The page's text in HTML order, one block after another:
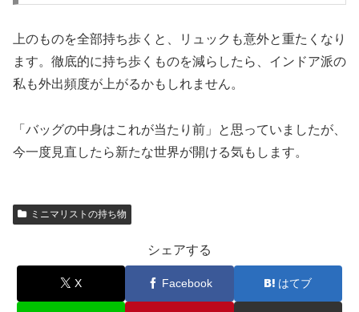
上のものを全部持ち歩くと、リュックも意外と重たくなり
ます。徹底的に持ち歩くものを減らしたら、インドア派の
私も外出頻度が上がるかもしれません。
「バッグの中身はこれが当たり前」と思っていましたが、
今一度見直したら新たな世界が開ける気もします。
ミニマリストの持ち物
シェアする
X Facebook はてブ